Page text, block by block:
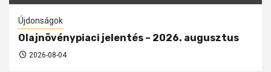
Újdonságok
Olajnövénypiaci jelentés – 2026. augusztus
2026-08-04